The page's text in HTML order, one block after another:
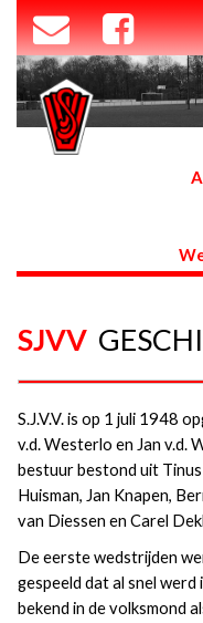
SJVV
S.J.V.V. is op 1 juli 1948
v.d. Westerlo en Jan v.d.
bestuur bestond uit
Huisman, Jan Knapen,
van Diessen en Carel
De eerste wedstrijden
gespeeld dat al snel
bekend in de volksmond